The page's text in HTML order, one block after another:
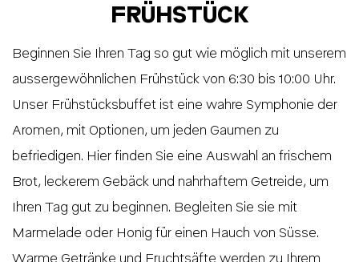
FRÜHSTÜCK
Beginnen Sie Ihren Tag so gut wie möglich mit unserem
aussergewöhnlichen Frühstück von 6:30 bis 10:00 Uhr.
Unser Frühstücksbuffet ist eine wahre Symphonie der
Aromen, mit Optionen, um jeden Gaumen zu
befriedigen. Hier finden Sie eine Auswahl an frischem
Brot, leckerem Gebäck und nahrhaftem Getreide, um
Ihren Tag gut zu beginnen. Begleiten Sie sie mit
Marmelade oder Honig für einen Hauch von Süsse.
Warme Getränke und Fruchtsäfte werden zu Ihrem